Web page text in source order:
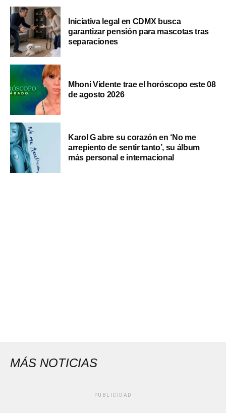
Iniciativa legal en CDMX busca
garantizar pensión para mascotas tras
separaciones
Mhoni Vidente trae el horóscopo este 08
de agosto 2026
Karol G abre su corazón en ‘No me
arrepiento de sentir tanto’, su álbum
más personal e internacional
MÁS NOTICIAS
PUBLICIDAD